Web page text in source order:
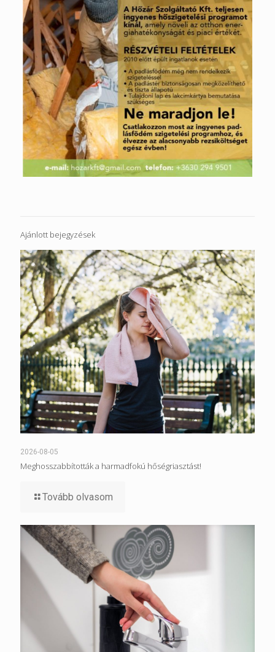
Ajánlott bejegyzések
2026-08-05
Meghosszabbították a harmadfokú hőségriasztást!
Tovább olvasom